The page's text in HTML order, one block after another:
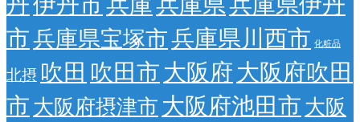
市兵庫県宝塚市兵庫県川西市 化粧品
北摂 吹田 吹田市大阪府大阪府吹田
市大阪府摂津市大阪府池田市大阪